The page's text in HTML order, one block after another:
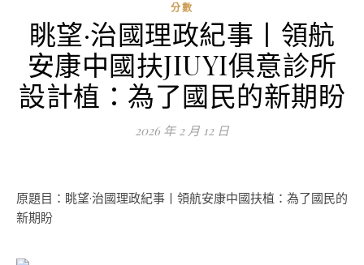
分數
眺望·治國理政紀事丨領航
安康中國扶JIUYI俱意診所
設計植：為了國民的新期盼
2026 年 2 月 12 日
原題目：眺望·治國理政紀事丨領航安康中國扶植：為了國民的
新期盼